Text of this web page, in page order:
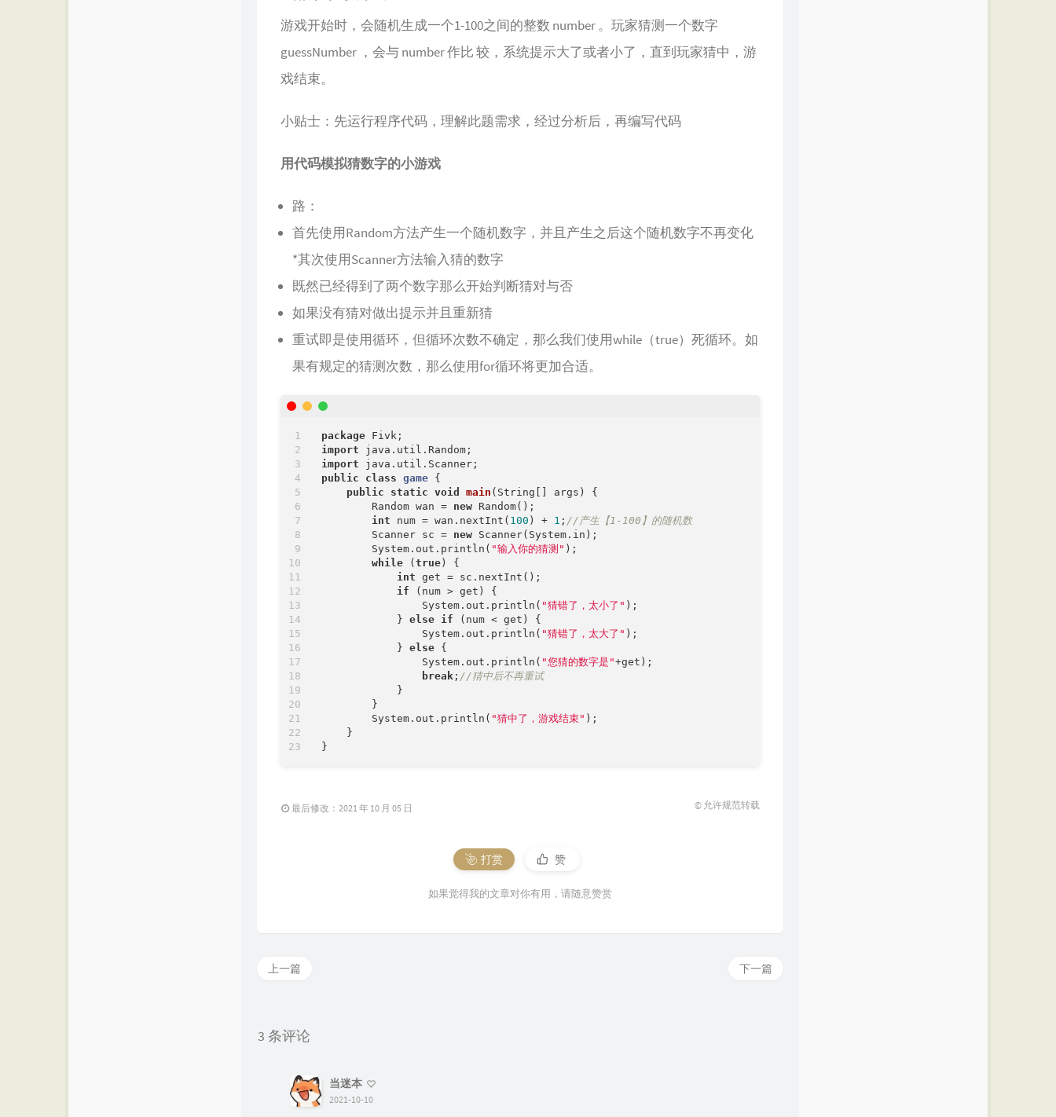
游戏开始时，会随机生成一个1-100之间的整数 number 。玩家猜测一个数字
guessNumber ，会与 number 作比 较，系统提示大了或者小了，直到玩家猜中，游
戏结束。
小贴士：先运行程序代码，理解此题需求，经过分析后，再编写代码
用代码模拟猜数字的小游戏
路：
首先使用Random方法产生一个随机数字，并且产生之后这个随机数字不再变化
*其次使用Scanner方法输入猜的数字
既然已经得到了两个数字那么开始判断猜对与否
如果没有猜对做出提示并且重新猜
重试即是使用循环，但循环次数不确定，那么我们使用while（true）死循环。如
果有规定的猜测次数，那么使用for循环将更加合适。
package
import
import
public
class game {
public
static void main (String[] args)
{
        Random wan =
new Random();
int num = wan.nextInt( 100 ) + 1 ; //产生【1-100】的随机数
        Scanner sc =
new Scanner(System.in);
        System.out.println(
"输入你的猜测" );
while (true) {
int get = sc.nextInt();
if (num > get) {
                System.out.println(
"猜错了，太小了" );
            }
else if (num < get) {
                System.out.println(
"猜错了，太大了" );
            }
else {
                System.out.println(
"您猜的数字是"+get);
break ; //猜中后不再重试
            }
        }
        System.out.println(
"猜中了，游戏结束" );
    }
最后修改：2021 年 10 月 05 日 © 允许规范转载
打赏 赞
如果觉得我的文章对你有用，请随意赞赏
下一篇
上一篇
3 条评论
当迷本
2021-10-10